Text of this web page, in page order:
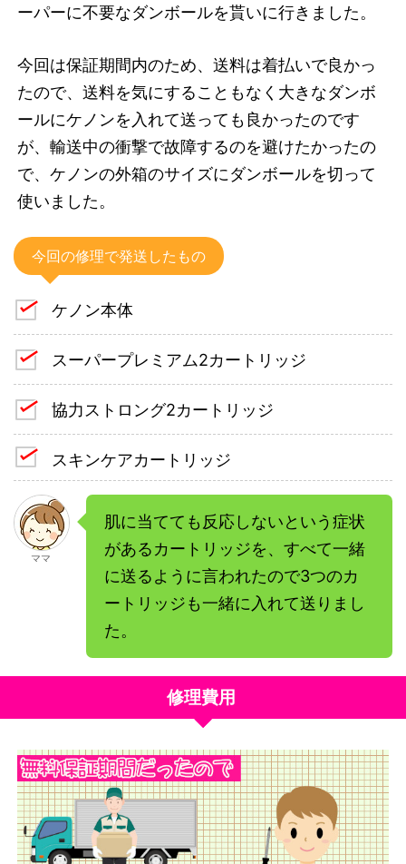
ーパーに不要なダンボールを貰いに行きました。
今回は保証期間内のため、送料は着払いで良かっ
たので、送料を気にすることもなく大きなダンボ
ールにケノンを入れて送っても良かったのです
が、輸送中の衝撃で故障するのを避けたかったの
で、ケノンの外箱のサイズにダンボールを切って
使いました。
今回の修理で発送したもの
ケノン本体
スーパープレミアム2カートリッジ
協力ストロング2カートリッジ
スキンケアカートリッジ
ママ
肌に当てても反応しないという症状
があるカートリッジを、すべて一緒
に送るように言われたので3つのカ
ートリッジも一緒に入れて送りまし
た。
修理費用